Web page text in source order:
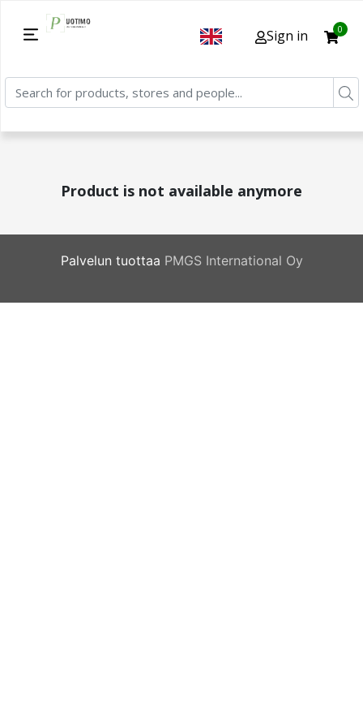
Sign in 0
Product is not available anymore
Palvelun tuottaa PMGS International Oy